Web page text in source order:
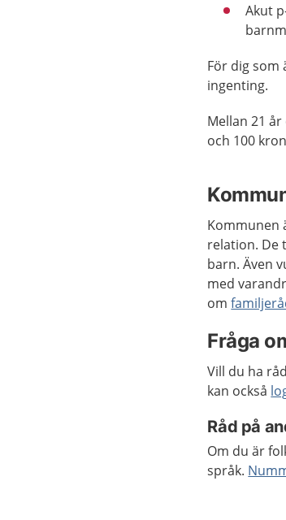
Akut
För dig
ingenting.
Mellan 21
och 100
Kommunen
relation. De
barn. Även
med
om
Fråga
Vill du ha
kan också
Råd på
Om du är
språk.